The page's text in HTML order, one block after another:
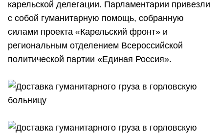
карельской делегации. Парламентарии привезли
с собой гуманитарную помощь, собранную
силами проекта «Карельский фронт» и
региональным отделением Всероссийской
политической партии «Единая Россия».